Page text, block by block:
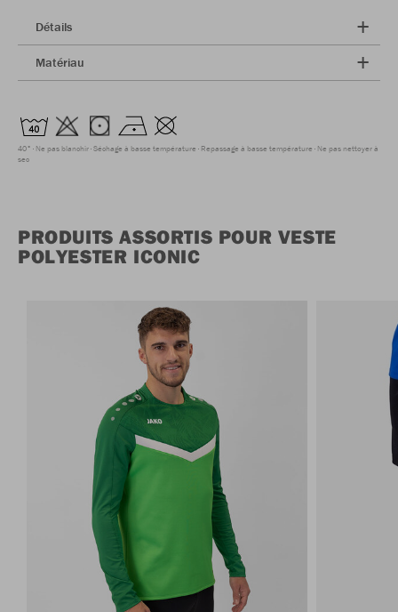
Détails
Matériau
40° Ne pas blanchir Séchage à basse température Repassage à basse température Ne pas nettoyer à
sec
PRODUITS ASSORTIS POUR VESTE
POLYESTER ICONIC